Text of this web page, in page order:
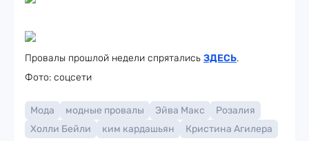
Провалы прошлой недели спрятались ЗДЕСЬ.
Фото: соцсети
Мода модные провалы Эйва Макс
Розалия
Холли Бейли
ким кардашьян Кристина Агилера